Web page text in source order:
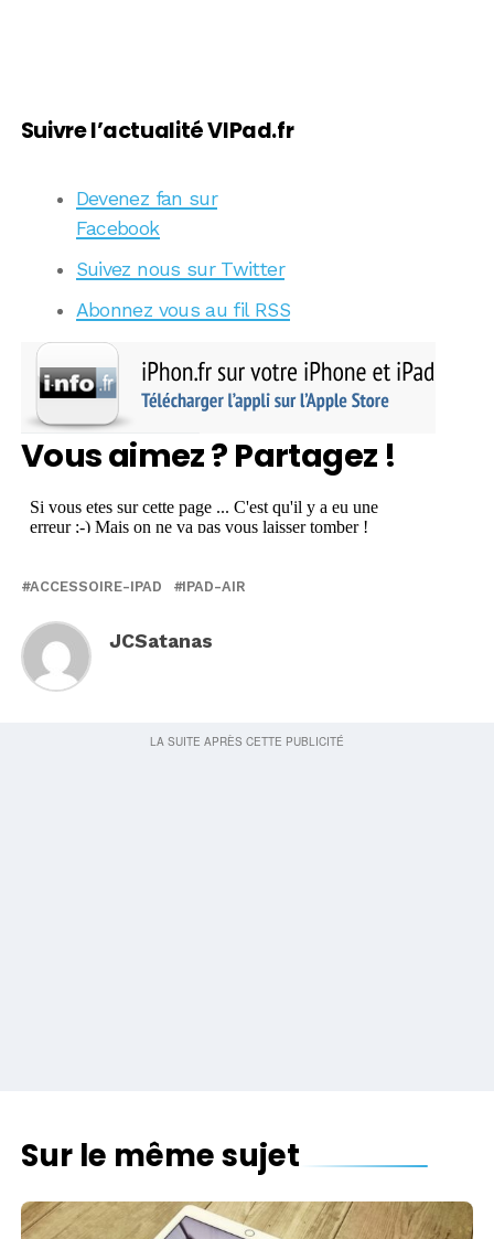
Suivre l’actualité VIPad.fr
Devenez fan sur
Facebook
Suivez nous sur Twitter
Abonnez vous au fil RSS
Vous aimez ? Partagez !
ACCESSOIRE-IPAD IPAD-AIR
JCSatanas
Sur le même sujet